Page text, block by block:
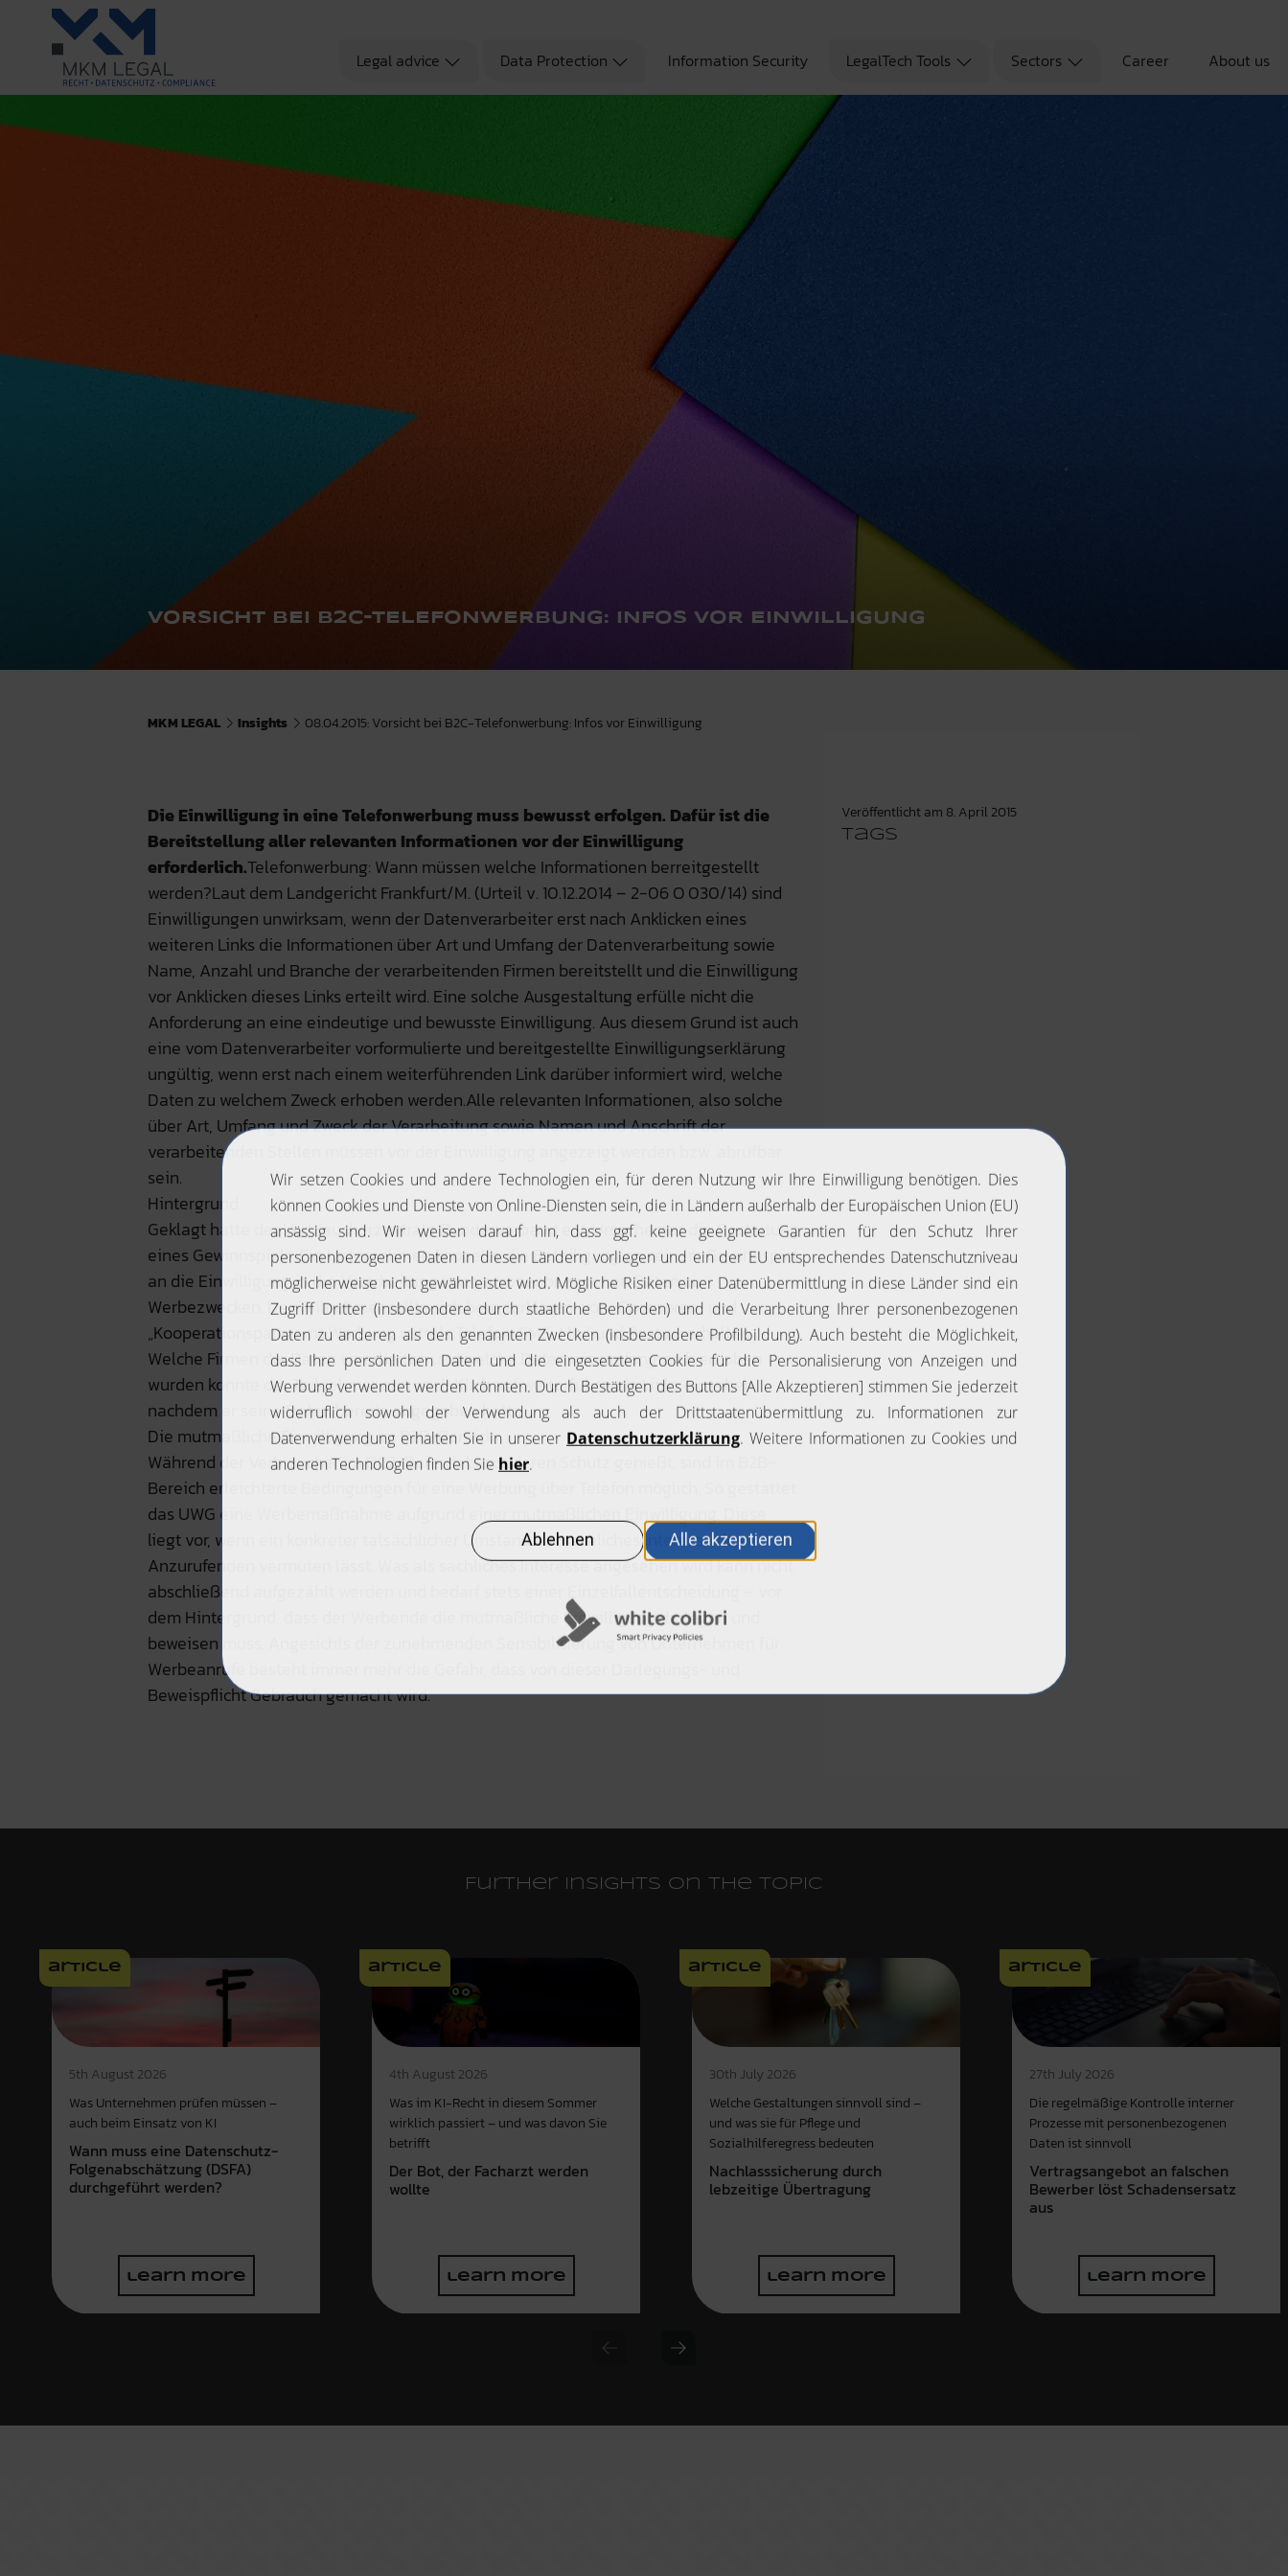
Legal advice Data Protection Information Security LegalTech Tools Sectors Career About us
VORSICHT BEI B2C-TELEFONWERBUNG: INFOS VOR EINWILLIGUNG
MKM LEGAL Insights 08.04.2015: Vorsicht bei B2C-Telefonwerbung: Infos vor Einwilligung
Die Einwilligung in eine Telefonwerbung muss bewusst erfolgen. Dafür ist die
Bereitstellung aller relevanten Informationen vor der Einwilligung
erforderlich.Telefonwerbung: Wann müssen welche Informationen berreitgestellt
werden?Laut dem Landgericht Frankfurt/M. (Urteil v. 10.12.2014 – 2-06 O 030/14) sind
Einwilligungen unwirksam, wenn der Datenverarbeiter erst nach Anklicken eines
weiteren Links die Informationen über Art und Umfang der Datenverarbeitung sowie
Name, Anzahl und Branche der verarbeitenden Firmen bereitstellt und die Einwilligung
vor Anklicken dieses Links erteilt wird. Eine solche Ausgestaltung erfülle nicht die
Anforderung an eine eindeutige und bewusste Einwilligung. Aus diesem Grund ist auch
eine vom Datenverarbeiter vorformulierte und bereitgestellte Einwilligungserklärung
ungültig, wenn erst nach einem weiterführenden Link darüber informiert wird, welche
Daten zu welchem Zweck erhoben werden.Alle relevanten Informationen, also solche
über Art, Umfang und Zweck der Verarbeitung sowie Namen und Anschrift der
verarbeitenden Stellen müssen vor der Einwilligung angezeigt werden bzw. abrufbar
sein.
Hintergrund
Geklagt hatte der Verbraucherzentrale Bundesverband e.V. Ursache war die Gestaltung
eines Gewinnspiels. Ein Unternehmen koppelte die Beteiligung an seinem Gewinnspiel
an die Einwilligung in die Verarbeitung von personenbezogenen Daten zu
Werbezwecken. Der Teilnehmer sollte sich bereiterklären, von „Sponsoren“ und
„Kooperationspartnern“ Werbung mittels Telefon, SMS, Mail und Post zu erhalten.
Welche Firmen die Daten verarbeiten und welche Daten wie umfangreich erhoben
wurden konnte der Teilnehmer erst nach Klick auf weiterführende Links einsehen,
nachdem er seine Daten bereits angegeben hatte.
Die mutmaßliche Einwilligung im B2B-Bereich
Während der Verbraucher im BC2-Bereich besonderen Schutz genießt, sind im B2B-
Bereich erleichterte Bedingungen für eine Werbung über Telefon möglich. So gestattet
das UWG eine Werbemaßnahme aufgrund einer mutmaßlichen Einwilligung. Diese
liegt vor, wenn ein konkreter tatsächlicher Umstand ein sachliches Interesse des
Anzurufenden vermuten lässt. Was als sachliches Interesse angesehen wird kann nicht
abschließend aufgezählt werden und bedarf stets einer Einzelfallentscheidung – vor
dem Hintergrund, dass der Werbende die mutmaßliche Einwilligung darlegen und
beweisen muss. Angesichts der zunehmenden Sensibilisierung von Unternehmen für
Werbeanrufe besteht immer mehr die Gefahr, dass von dieser Darlegungs- und
Beweispflicht Gebrauch gemacht wird.
Veröffentlicht am 8. April 2015
Tags
Further insights on the topic
article
5th August 2026
Was Unternehmen prüfen müssen –
auch beim Einsatz von KI
Wann muss eine Datenschutz-
Folgenabschätzung (DSFA)
durchgeführt werden?
learn more
article
4th August 2026
Was im KI-Recht in diesem Sommer
wirklich passiert – und was davon Sie
betrifft
Der Bot, der Facharzt werden
wollte
learn more
article
30th July 2026
Welche Gestaltungen sinnvoll sind –
und was sie für Pflege und
Sozialhilferegress bedeuten
Nachlasssicherung durch
lebzeitige Übertragung
learn more
article
27th July 2026
Die regelmäßige Kontrolle interner
Prozesse mit personenbezogenen
Daten ist sinnvoll
Vertragsangebot an falschen
Bewerber löst Schadensersatz
aus
learn more
Previous slide
Next slide